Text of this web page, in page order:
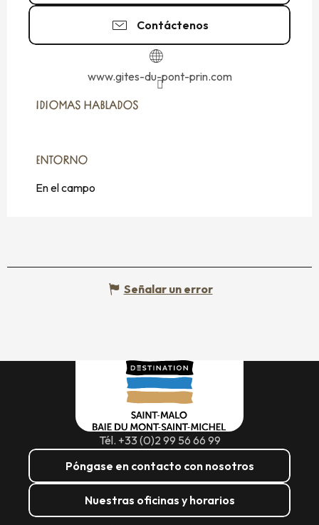
Contáctenos
www.gites-du-pont-prin.com
IDIOMAS HABLADOS
IDIOMAS HABLADOS
ENTORNO
ENTORNO
En el campo
Señalar un error
Tél. +33 (0)2 99 56 66 99
Póngase en contacto con nosotros
Nuestras oficinas y horarios